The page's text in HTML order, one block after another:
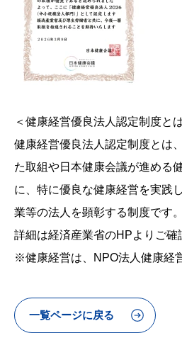
＜健康経営優良法人認定制度と
健康経営優良法人認定制度とは
た取組や日本健康会議が進める
に、特に優良な健康経営を実践
業等の法人を顕彰する制度です。
詳細は経済産業省のHPよりご確
※健康経営は、NPO法人健康経
一覧ページに戻る